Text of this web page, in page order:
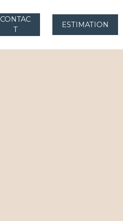
CONTAC
T
ESTIMATION